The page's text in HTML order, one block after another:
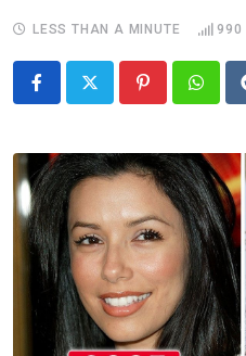
LESS THAN A MINUTE 990
Pinterest